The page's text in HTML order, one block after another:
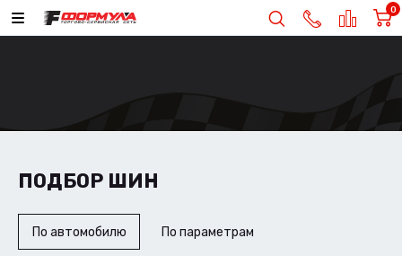
0
ПОДБОР ШИН
По автомобилю По параметрам